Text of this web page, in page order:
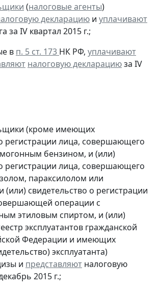
(налоговые агенты)
декларацию и уплачивают
за IV квартал 2015 г.;
в п. 5 ст. 173 НК РФ, уплачивают
налоговую декларациюза IV
(кроме имеющих
регистрации лица, совершающего
бензином, и (или)
регистрации лица, совершающего
параксилолом или
(или) свидетельство о регистрации
операции с
этиловым спиртом, и (или)
эксплуатантов гражданской
Федерации и имеющих
эксплуатанта)
и представляют налоговую
2015 г.;